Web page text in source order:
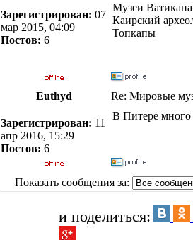
Зарегистрирован: 07
мар 2015, 04:09
Постов: 6
Музеи Ватикана
Каирский
Топкапы
Euthyd Re: Мировые
Зарегистрирован: 11
апр 2016, 15:29
Постов: 6
В Питере много
Показать сообщения за:
и поделиться: